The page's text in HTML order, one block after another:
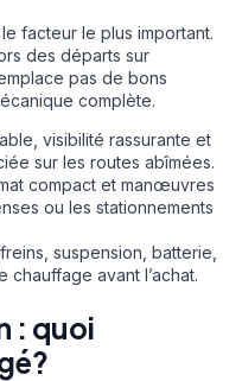
facteur le plus important.
des départs sur
pas de bons
complète.
visibilité rassurante et
sur les routes abîmées.
compact et manœuvres
ou les stationnements
suspension, batterie,
avant l’achat.
: quoi